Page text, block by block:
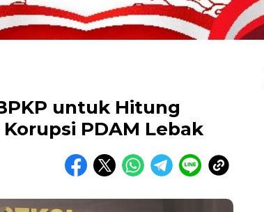
untuk Hitung
PDAM Lebak